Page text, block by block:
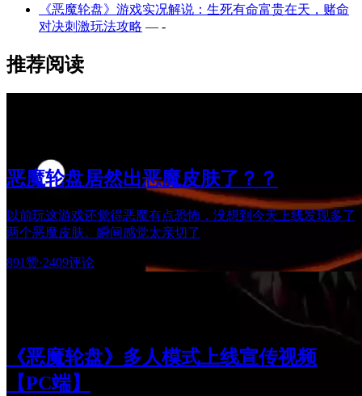
《恶魔轮盘》游戏实况解说：生死有命富贵在天，赌命
对决刺激玩法攻略 — -
推荐阅读
恶魔轮盘居然出恶魔皮肤了？？
以前玩这游戏还觉得恶魔有点恐怖，没想到今天上线发现多了
两个恶魔皮肤。瞬间感觉太亲切了
891赞·2409评论
《恶魔轮盘》多人模式上线宣传视频
【PC端】